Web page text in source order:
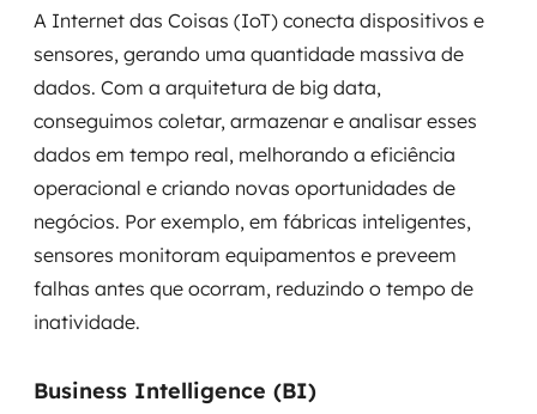
A Internet das Coisas (IoT) conecta dispositivos e
sensores, gerando uma quantidade massiva de
dados. Com a arquitetura de big data,
conseguimos coletar, armazenar e analisar esses
dados em tempo real, melhorando a eficiência
operacional e criando novas oportunidades de
negócios. Por exemplo, em fábricas inteligentes,
sensores monitoram equipamentos e preveem
falhas antes que ocorram, reduzindo o tempo de
inatividade.
Business Intelligence (BI)